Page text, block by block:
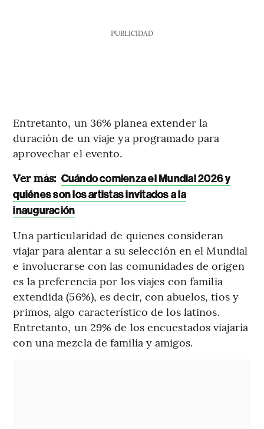
PUBLICIDAD
Entretanto, un 36% planea extender la
duración de un viaje ya programado para
aprovechar el evento.
Ver más: Cuándo comienza el Mundial 2026 y
quiénes son los artistas invitados a la
inauguración
Una particularidad de quienes consideran
viajar para alentar a su selección en el Mundial
e involucrarse con las comunidades de origen
es la preferencia por los viajes con familia
extendida (56%), es decir, con abuelos, tíos y
primos, algo característico de los latinos.
Entretanto, un 29% de los encuestados viajaría
con una mezcla de familia y amigos.